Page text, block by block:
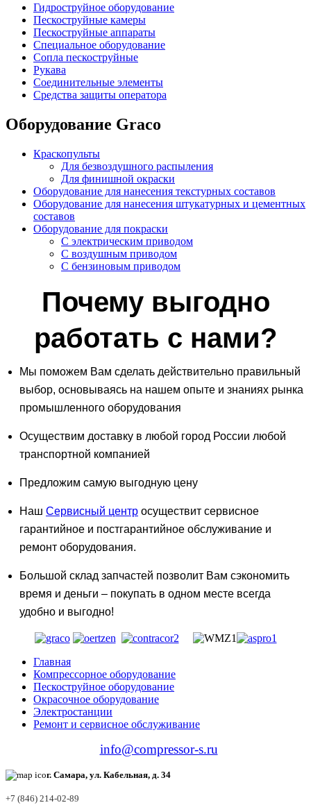
Гидроструйное оборудование
Пескоструйные камеры
Пескоструйные аппараты
Специальное оборудование
Сопла пескоструйные
Рукава
Соединительные элементы
Средства защиты оператора
Оборудование Graco
Краскопульты
Для безвоздушного распыления
Для финишной окраски
Оборудование для нанесения текстурных составов
Оборудование для нанесения штукатурных и цементных
составов
Оборудование для покраски
C электрическим приводом
С воздушным приводом
С бензиновым приводом
Почему выгодно
работать с нами?
Мы поможем Вам сделать действительно правильный
выбор, основываясь на нашем опыте и знаниях рынка
промышленного оборудования
Осуществим доставку в любой город России любой
транспортной компанией
Предложим самую выгодную цену
Наш Сервисный центр осуществит сервисное
гарантийное и постгарантийное обслуживание и
ремонт оборудования.
Большой склад запчастей позволит Вам сэкономить
время и деньги – покупать в одном месте всегда
удобно и выгодно!
Главная
Компрессорное оборудование
Пескоструйное оборудование
Окрасочное оборудование
Электростанции
Ремонт и сервисное обслуживание
info@compressor-s.ru
г. Самара, ул. Кабельная, д. 34
+7 (846) 214-02-89